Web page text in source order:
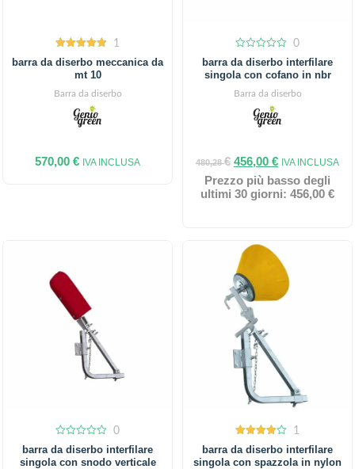
5.00
out of 5
1
barra da diserbo meccanica da
mt 10
Barra da diserbo
570,00 € IVA INCLUSA
0
out
of
0
barra da diserbo interfilare
singola con cofano in nbr
Barra da diserbo
480,28€ 456,00 € IVA INCLUSA
Prezzo più basso degli
ultimi 30 giorni: 456,00 €
0
out
of
0
barra da diserbo interfilare
singola con snodo verticale
4.00
out of 5
1
barra da diserbo interfilare
singola con spazzola in nylon